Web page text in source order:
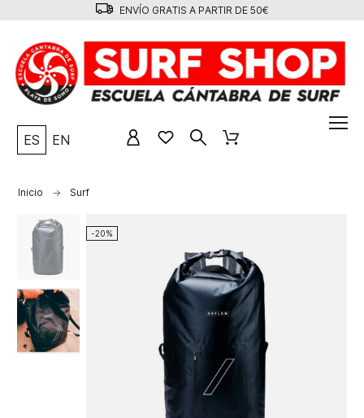
ENVÍO GRATIS A PARTIR DE 50€
ES EN
Inicio Surf
-20%